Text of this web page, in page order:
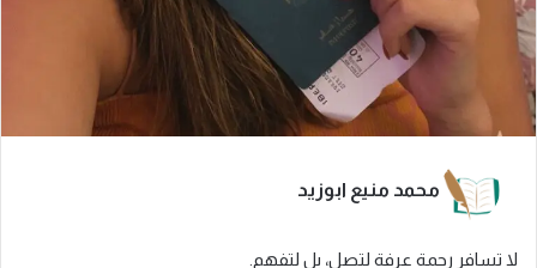
محمد منيع ابوزيد
لا تسافر رحمة عرفة لتصل، بل لتفهم.